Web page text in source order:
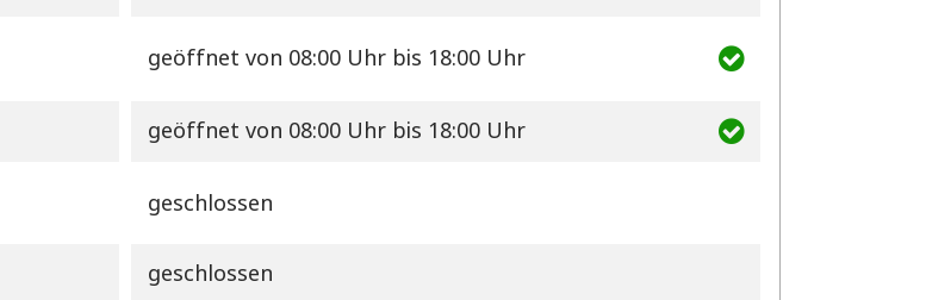
geöffnet von 08:00 Uhr bis 18:00 Uhr
geöffnet von 08:00 Uhr bis 18:00 Uhr
geschlossen
geschlossen